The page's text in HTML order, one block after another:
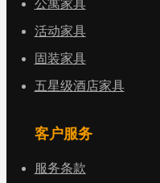
公寓家具
活动家具
固装家具
五星级酒店家具
客户服务
服务条款